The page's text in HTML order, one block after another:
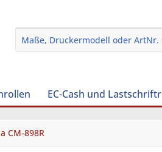
EC-Cash und
CM-898R